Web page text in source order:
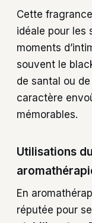
Cette
idéale pour les
moments
souvent le
de santal ou
caractère
mémorables.
Utilisations
En
réputée pour